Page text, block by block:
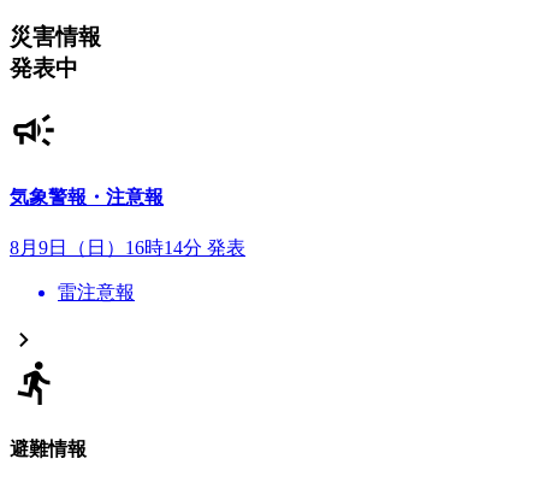
災害情報
発表中
気象警報・注意報
8月9日（日）16時14分 発表
雷注意報
避難情報